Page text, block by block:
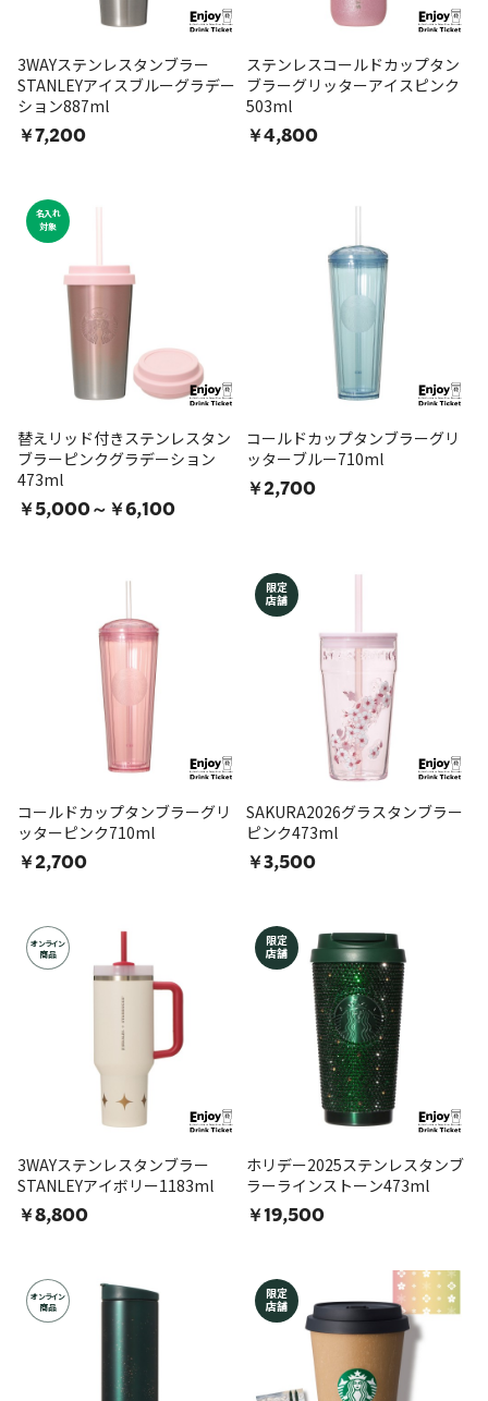
3WAYステンレスタンブラー
STANLEYアイスブルーグラデー
ション887ml
￥7,200
ステンレスコールドカップタン
ブラーグリッターアイスピンク
503ml
￥4,800
名入れ
対象
替えリッド付きステンレスタン
ブラーピンクグラデーション
473ml
￥5,000～￥6,100
コールドカップタンブラーグリ
ッターブルー710ml
￥2,700
コールドカップタンブラーグリ
ッターピンク710ml
￥2,700
限定
店舗
SAKURA2026グラスタンブラー
ピンク473ml
￥3,500
オンライン
商品
3WAYステンレスタンブラー
STANLEYアイボリー1183ml
￥8,800
限定
店舗
ホリデー2025ステンレスタンブ
ラーラインストーン473ml
￥19,500
オンライン
商品
限定
店舗